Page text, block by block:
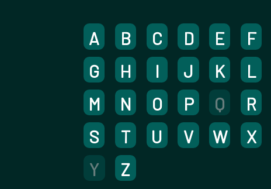
A B C D E
F
G
H I J K
L
M
N O P Q
R
S
T U V W
X
Y
Z